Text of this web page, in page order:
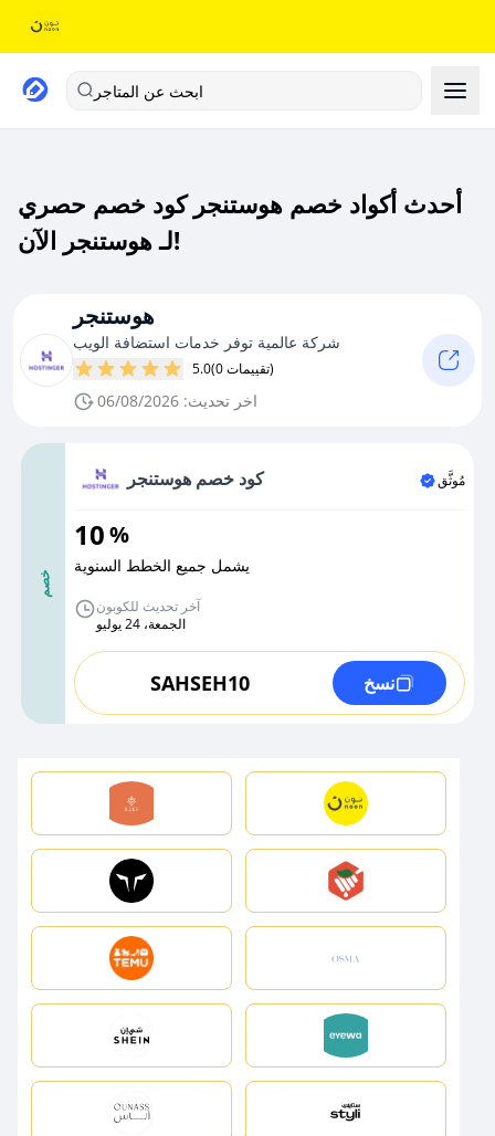
ابحث عن المتاجر
أحدث أكواد خصم هوستنجر كود خصم حصري
لـ هوستنجر الآن!
هوستنجر
شركة عالمية توفر خدمات استضافة الويب
5.0 (0 تقييمات)
اخر تحديث: 06/08/2026
خصم
كود خصم هوستنجر مُوثَّق
10%
يشمل جميع الخطط السنوية
آخر تحديث للكوبون
الجمعة، 24 يوليو
SAHSEH10 نسخ